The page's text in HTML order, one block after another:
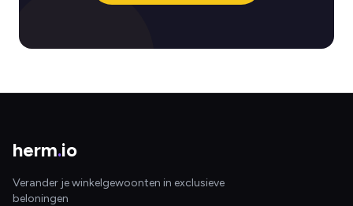
herm.io
Verander je winkelgewoonten in exclusieve
beloningen